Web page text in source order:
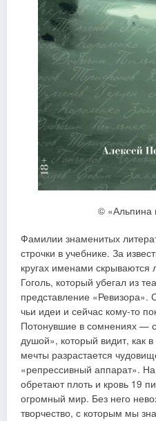
© «Альпина
Фамилии знаменитых
строчки в учебнике. За
кругах именами
Гоголь, который убегал из
представление
чьи идеи и сейчас кому-то
Потонувшие в сомнениях —
душой», который видит, как
мечты разрастается
«репрессивный аппарат». На
обретают плоть и кровь 19
огромный мир. Без него
творчество, с которым мы